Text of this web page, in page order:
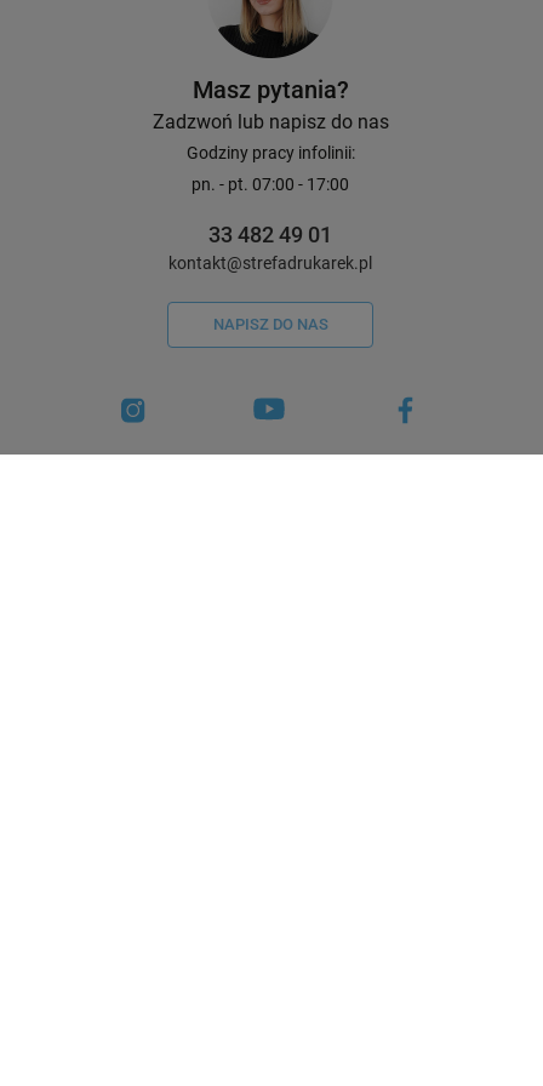
Masz pytania?
Zadzwoń lub napisz do nas
Godziny pracy infolinii:
pn. - pt. 07:00 - 17:00
33 482 49 01
kontakt@strefadrukarek.pl
NAPISZ DO NAS